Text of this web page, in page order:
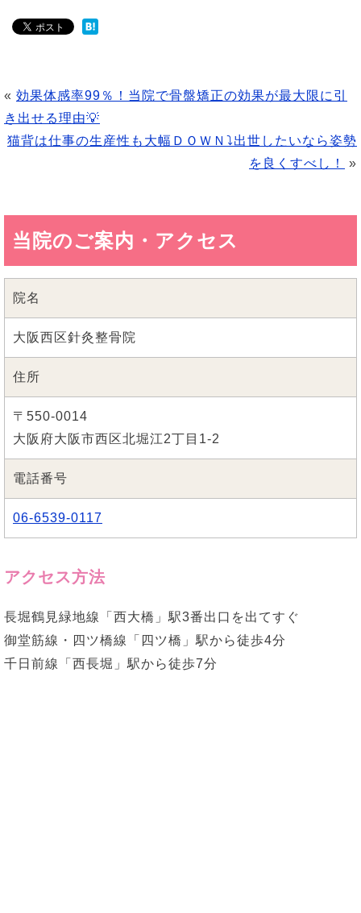
« 効果体感率99％！当院で骨盤矯正の効果が最大限に引
き出せる理由💡
猫背は仕事の生産性も大幅ＤＯＷＮ⤵出世したいなら姿勢
を良くすべし！
»
当院のご案内・アクセス
院名
大阪西区針灸整骨院
住所
〒550-0014
大阪府大阪市西区北堀江2丁目1-2
電話番号
06-6539-0117
アクセス方法
長堀鶴見緑地線「西大橋」駅3番出口を出てすぐ
御堂筋線・四ツ橋線「四ツ橋」駅から徒歩4分
千日前線「西長堀」駅から徒歩7分